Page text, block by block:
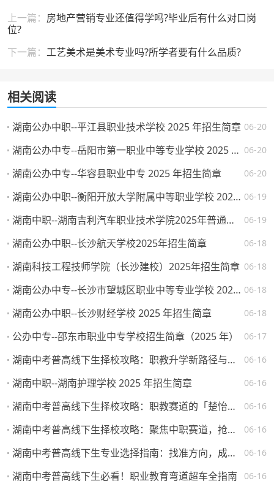
上一篇： 房地产营销专业还值得学吗?毕业后有什么对口岗
位?
下一篇： 工艺美术是美术专业吗?所学者要有什么品质?
相关阅读
06-20
湖南公办中职--平江县职业技术学校 2025 年招生简章
06-20
湖南公办中专--岳阳市第一职业中等专业学校 2025 年招生简章
06-20
湖南公办中专--华容县职业中专 2025 年招生简章
06-19
湖南公办中职--衡阳开放大学附属中等职业学校 2025 年招生简章
06-19
湖南中职--湖南吉利汽车职业技术学院2025年普通高校招生章程
06-18
湖南公办中职--长沙航天学校2025年招生简章
06-18
湖南科技工程技师学院（长沙建校）2025年招生简章
06-18
湖南公办中专--长沙市望城区职业中等专业学校 2025 年招生简章
06-18
湖南公办中职--长沙财经学校 2025 年招生简章
06-17
公办中专--邵东市职业中专学校招生简章（2025 年）
06-16
湖南中考普高线下生择校攻略：职教升学新路径与热门院校解析
06-16
湖南中职--湖南护理学校 2025 年招生简章
06-16
湖南中考普高线下生择校攻略：职教赛道的「楚怡」机遇与突围路径
06-16
湖南中考普高线下生择校攻略：聚焦中职赛道，抢占升学就业先机
06-16
湖南中考普高线下生专业选择指南：找准方向，成就未来
06-16
湖南中考普高线下生必看！职业教育弯道超车全指南